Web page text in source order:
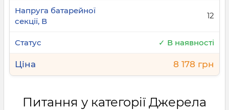
12
✓ В наявності
8 178 грн
Питання у категорії Джерела